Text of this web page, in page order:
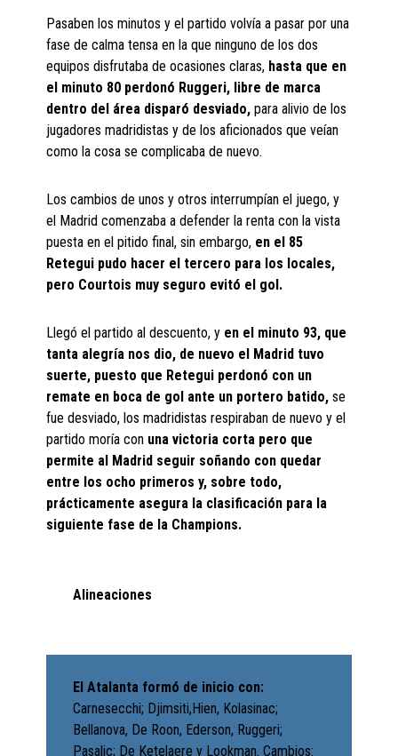
Pasaben los minutos y el partido volvía a pasar por una
fase de calma tensa en la que ninguno de los dos
equipos disfrutaba de ocasiones claras, hasta que en
el minuto 80 perdonó Ruggeri, libre de marca
dentro del área disparó desviado,para alivio de los
jugadores madridistas y de los aficionados que veían
como la cosa se complicaba de nuevo.
Los cambios de unos y otros interrumpían el juego, y
el Madrid comenzaba a defender la renta con la vista
puesta en el pitido final, sin embargo, en el 85
Retegui pudo hacer el tercero para los locales,
pero Courtois muy seguro evitó el gol.
Llegó el partido al descuento, y en el minuto 93, que
tanta alegría nos dio, de nuevo el Madrid tuvo
suerte, puesto que Retegui perdonó con un
remate en boca de gol ante un portero batido,se
fue desviado, los madridistas respiraban de nuevo y el
partido moría con una victoria corta pero que
permite al Madrid seguir soñando con quedar
entre los ocho primeros y, sobre todo,
prácticamente asegura la clasificación para la
siguiente fase de la Champions.
Alineaciones
El Atalanta formó de inicio con:
Carnesecchi; Djimsiti,Hien, Kolasinac;
Bellanova, De Roon, Ederson, Ruggeri;
Pasalic; De Ketelaere y Lookman. Cambios: